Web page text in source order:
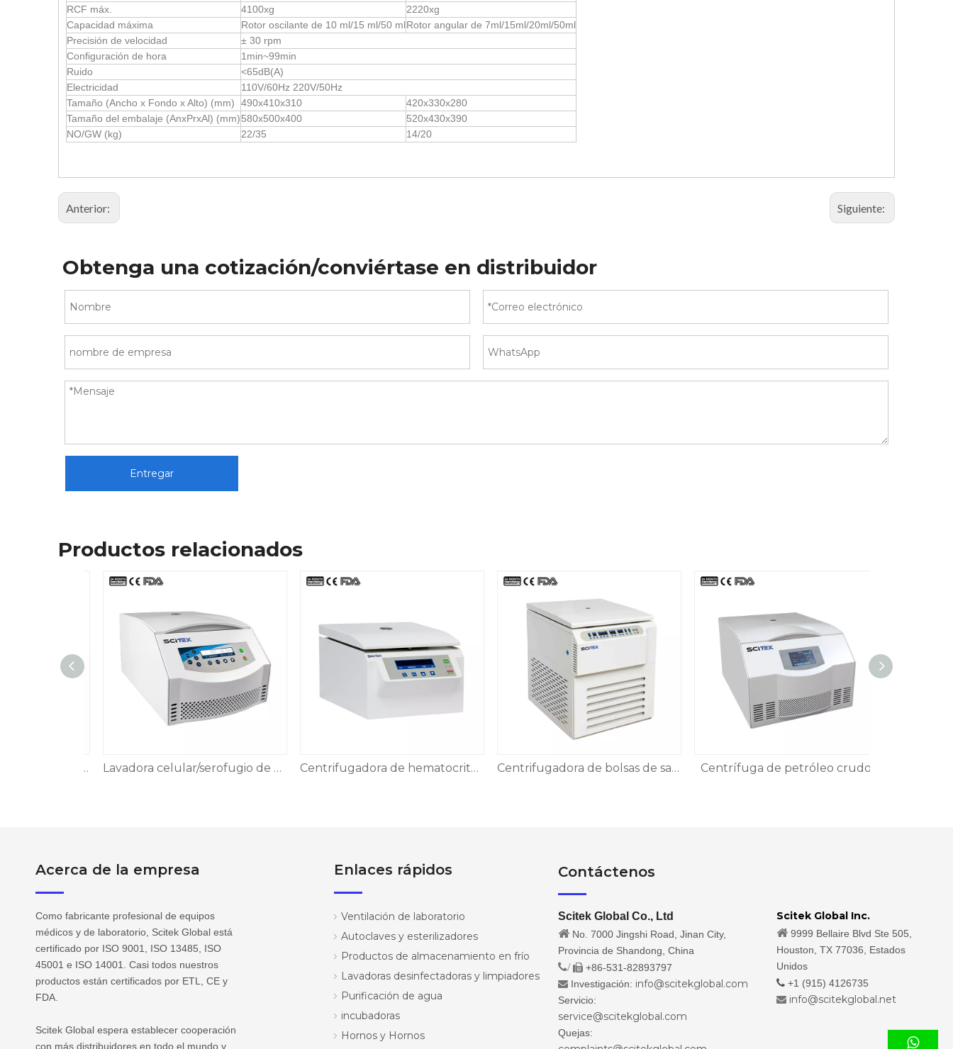
RCF máx.
4100xg
2220xg
Capacidad máxima
Rotor oscilante de 10 ml/15 ml/50 mlRotor angular de 7ml/15ml/20ml/50ml
Precisión de velocidad
± 30 rpm
Configuración de hora
1min~99min
Ruido
<65dB(A)
Electricidad
110V/60Hz 220V/50Hz
Tamaño (Ancho x Fondo x Alto) (mm)
490x410x310
420x330x280
Tamaño del embalaje (AnxPrxAl) (mm)580x500x400
520x430x390
NO/GW (kg)
22/35 14/20
Anterior: Siguiente:
Obtenga una cotización/conviértase en distribuidor
Entregar
Productos relacionados
Lavadora celular/serofugio de serofugio Centrifugadora de hematocrito, CFG-H12B Centrifugadora de bolsas de sangre de gran capacidad Centrífuga de petróleo crudo
Acerca de la empresa
Como fabricante profesional de equipos
médicos y de laboratorio, Scitek Global está
certificado por ISO 9001, ISO 13485, ISO
45001 e ISO 14001. Casi todos nuestros
productos están certificados por ETL, CE y
FDA.
Scitek Global espera establecer cooperación
con más distribuidores en todo el mundo y
Enlaces rápidos
Ventilación de laboratorio
Autoclaves y esterilizadores
Productos de almacenamiento en frío
Lavadoras desinfectadoras y limpiadores
Purificación de agua
incubadoras
Hornos y Hornos
Contáctenos
Scitek Global Co., Ltd
 No. 7000 Jingshi Road, Jinan City,
Provincia de Shandong, China
/ +86-531-82893797
 Investigación: info@scitekglobal.com
Servicio:
service@scitekglobal.com
Quejas:
Scitek Global Inc.
9999 Bellaire Blvd Ste 505,
Houston, TX 77036, Estados
Unidos
 +1 (915) 4126735
 info@scitekglobal.net